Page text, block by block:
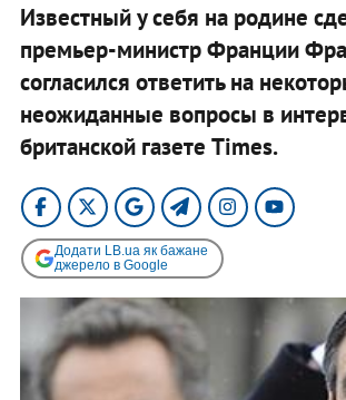
Известный у себя на родине
премьер-министр Франции
согласился ответить на
неожиданные вопросы в
британской газете Times.
Додати LB.ua як бажане
джерело в Google